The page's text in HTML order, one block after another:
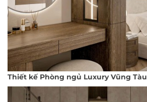
Thiết kế Phòng ngủ Luxury Vũng Tàu